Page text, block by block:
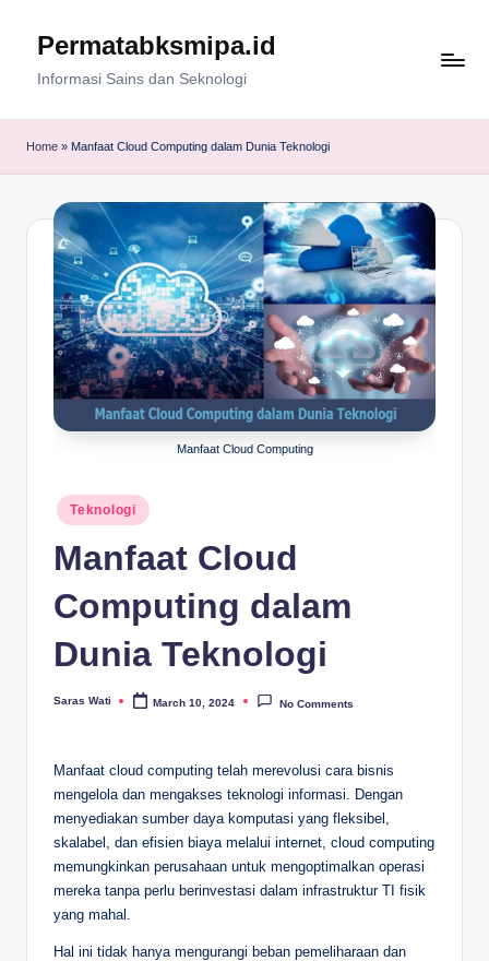
Permatabksmipa.id
Informasi Sains dan Seknologi
Home » Manfaat Cloud Computing dalam Dunia Teknologi
Manfaat Cloud Computing
Posted
in
Teknologi
Manfaat Cloud
Computing dalam
Dunia Teknologi
Posted
Saras Wati March 10, 2024 No Comments
Manfaat cloud computing telah merevolusi cara bisnis
mengelola dan mengakses teknologi informasi. Dengan
menyediakan sumber daya komputasi yang fleksibel,
skalabel, dan efisien biaya melalui internet, cloud computing
memungkinkan perusahaan untuk mengoptimalkan operasi
mereka tanpa perlu berinvestasi dalam infrastruktur TI fisik
yang mahal.
Hal ini tidak hanya mengurangi beban pemeliharaan dan